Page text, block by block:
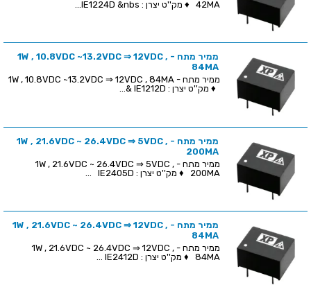
42MA ♦ מק''ט יצרן : IE1224D &nbs...
ממיר מתח - 1W , 10.8VDC ~13.2VDC ⇒ 12VDC ,
84MA
ממיר מתח - 1W , 10.8VDC ~13.2VDC ⇒ 12VDC , 84MA
♦ מק''ט יצרן : IE1212D &...
ממיר מתח - 1W , 21.6VDC ~ 26.4VDC ⇒ 5VDC ,
200MA
ממיר מתח - 1W , 21.6VDC ~ 26.4VDC ⇒ 5VDC ,
200MA ♦ מק''ט יצרן : IE2405D ...
ממיר מתח - 1W , 21.6VDC ~ 26.4VDC ⇒ 12VDC ,
84MA
ממיר מתח - 1W , 21.6VDC ~ 26.4VDC ⇒ 12VDC ,
84MA ♦ מק''ט יצרן : IE2412D ...